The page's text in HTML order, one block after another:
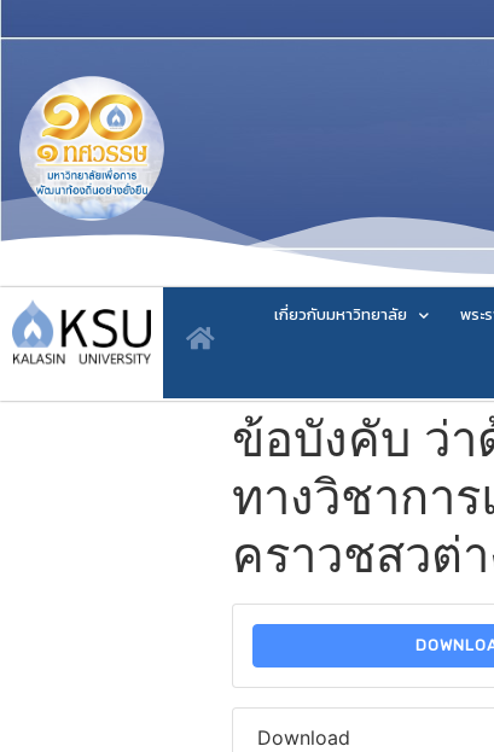
เกี่ยวกับมหาวิทยาลัย พระ
ข้อบังคับ ว่
ทางวิชากา
คราวชสวต่
Download